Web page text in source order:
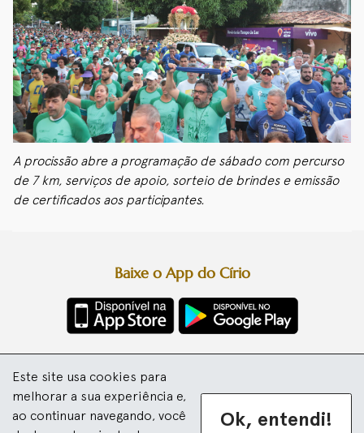
A procissão abre a programação de sábado com percurso
de 7 km, serviços de apoio, sorteio de brindes e emissão
de certificados aos participantes.
Este site usa cookies para
melhorar a sua experiência e,
ao continuar navegando, você
Ok, entendi!
Basílica Santuário de Nazaré
Arquidiocese de Belém
Baixe o App do Círio